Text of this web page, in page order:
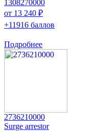
1308270000
от 13 240 ₽
+11916 баллов
Подробнее
2736210000
Surge arrestor